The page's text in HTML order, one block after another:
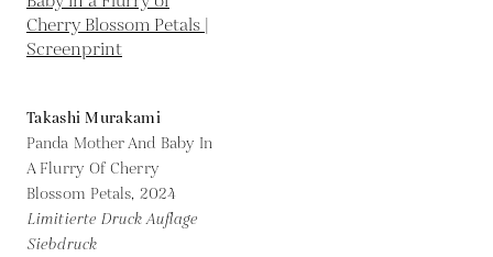
Takashi Murakami
Panda Mother And Baby In
A Flurry Of Cherry
Blossom Petals, 2024
Limitierte Druck Auflage
Siebdruck